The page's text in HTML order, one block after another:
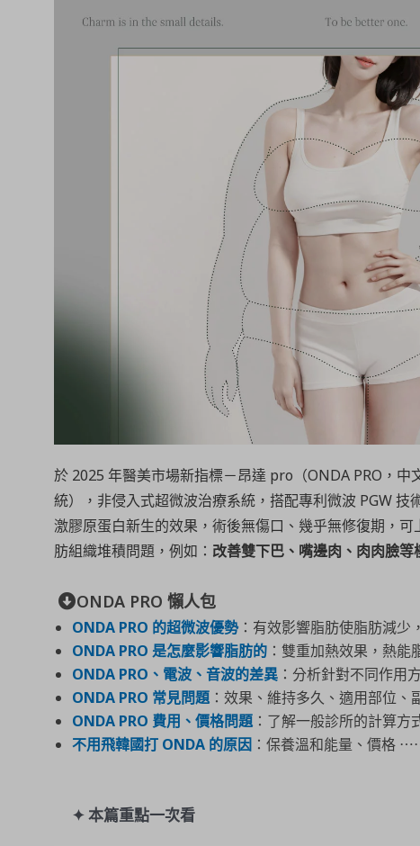
於 2025 年醫美市場新指標－昂達 pro（ONDA PRO，中
統），非侵入式超微波治療系統，搭配專利微波 PGW
激膠原蛋白新生的效果，術後無傷口、幾乎無修復期，
肪組織堆積問題，例如： 改善雙下巴、嘴邊肉、肉肉臉等
ONDA PRO 懶人包
ONDA PRO 的超微波優勢：有效影響脂肪使脂肪減少
ONDA PRO 是怎麼影響脂肪的 ：雙重加熱效果，熱能
ONDA PRO、電波、音波的差異 ：分析針對不同作用
ONDA PRO 常見問題：效果、維持多久、適用部位、
ONDA PRO 費用、價格問題：了解一般診所的計算方
不用飛韓國打 ONDA 的原因 ：保養溫和能量、價格
✦ 本篇重點一次看